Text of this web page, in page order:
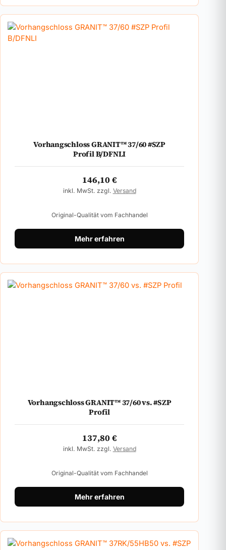
Vorhangschloss GRANIT™ 37/60 #SZP
Profil B/DFNLI
146,10€
inkl. MwSt. zzgl. Versand
Original-Qualität vom Fachhandel
Mehr erfahren
Vorhangschloss GRANIT™ 37/60 vs. #SZP
Profil
137,80€
inkl. MwSt. zzgl. Versand
Original-Qualität vom Fachhandel
Mehr erfahren